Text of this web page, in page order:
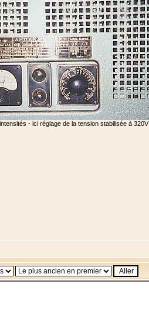
- ici réglage de la tension stabilisée à 320V